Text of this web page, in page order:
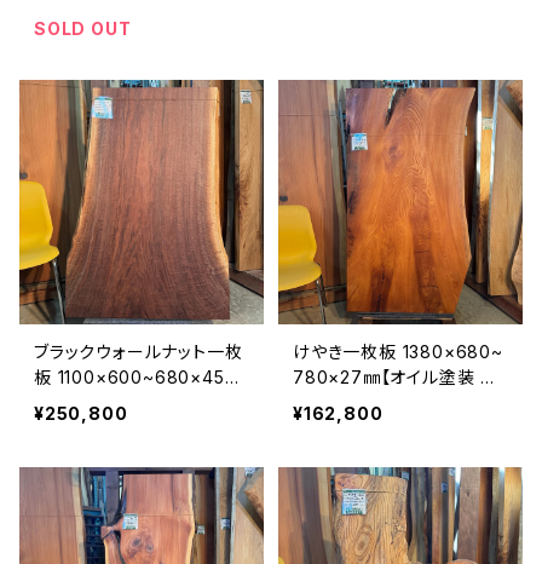
SOLD OUT
ブラックウォールナット一枚
板 1100×600~680×45㎜
【オイル塗装 仕上げ済み】
¥250,800
けやき一枚板 1380×680~
780×27㎜【オイル塗装 仕
上げ済み】
¥162,800